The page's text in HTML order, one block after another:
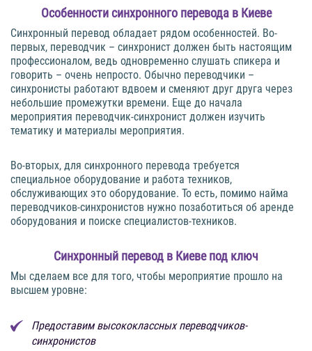
Особенности синхронного перевода в Киеве
Синхронный перевод обладает рядом особенностей. Во-
первых, переводчик – синхронист должен быть настоящим
профессионалом, ведь одновременно слушать спикера и
говорить – очень непросто. Обычно переводчики –
синхронисты работают вдвоем и сменяют друг друга через
небольшие промежутки времени. Еще до начала
мероприятия переводчик-синхронист должен изучить
тематику и материалы мероприятия.
Во-вторых, для синхронного перевода требуется
специальное оборудование и работа техников,
обслуживающих это оборудование. То есть, помимо найма
переводчиков-синхронистов нужно позаботиться об аренде
оборудования и поиске специалистов-техников.
Синхронный перевод в Киеве под ключ
Мы сделаем все для того, чтобы мероприятие прошло на
высшем уровне:
Предоставим высококлассных переводчиков-
синхронистов